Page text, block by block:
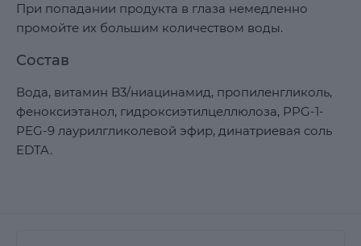
При попадании продукта в глаза немедленно
промойте их большим количеством воды.
Состав
Вода, витамин B3/ниацинамид, пропиленгликоль,
феноксиэтанол, гидроксиэтилцеллюлоза, PPG-1-
PEG-9 лаурилгликолевой эфир, динатриевая соль
EDTA.